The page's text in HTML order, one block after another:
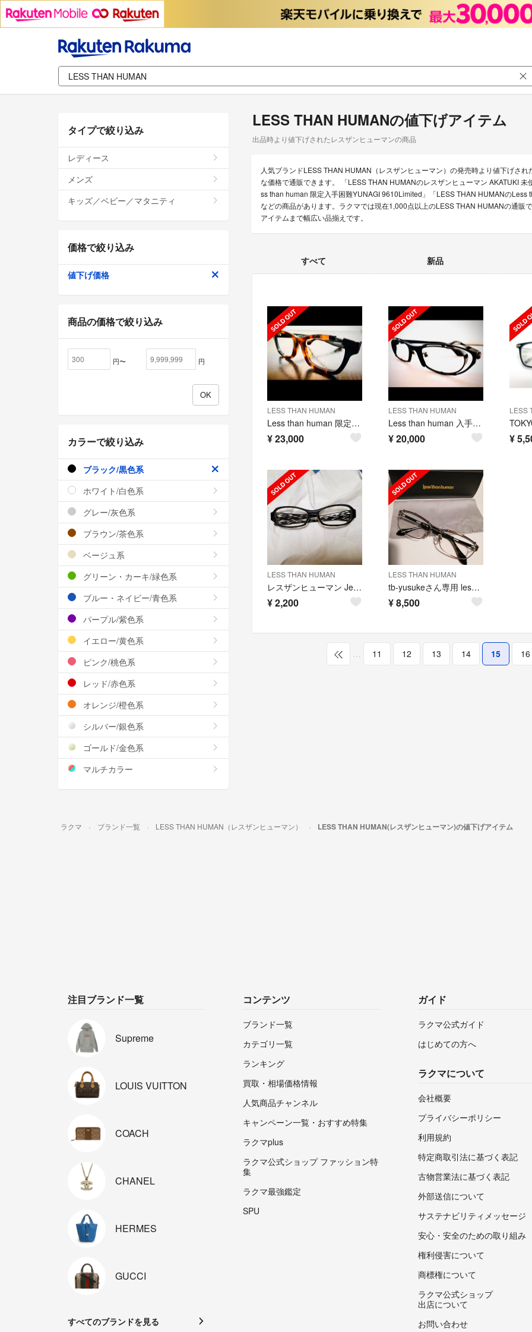
LESS THAN HUMANの値下げアイテム
出品時より値下げされたレスザンヒューマンの商品
人気ブランドLESS THAN HUMAN（レスザンヒューマン）の発売時より値下げさ
な価格で通販できます。 「LESS THAN HUMANのレスザンヒューマン AKATUKI
ss than human 限定入手困難YUNAGI 9610Limited」「LESS THAN HUMANの
などの商品があります。ラクマでは現在1,000点以上のLESS THAN HUMANの通販
アイテムまで幅広い品揃えです。
すべて 新品
LESS THAN HUMAN
Less than human 限定入手困難YUNAGI 9610Limited
¥23,000
LESS THAN HUMAN
Less than human 入手困難 冬夏青青2101ブラック/レッドグラデ
¥20,000
LESS
¥
LESS THAN HUMAN
レスザンヒューマン Jeffrey.D 中古品
¥2,200
LESS THAN HUMAN
tb-yusukeさん専用 less than human HX63
¥8,500
… 11 12 13 14 15 16
タイプで絞り込み
レディース
メンズ
キッズ／ベビー／マタニティ
価格で絞り込み
値下げ価格
商品の価格で絞り込み
円〜 円
カラーで絞り込み
ブラック/黒色系
ホワイト/白色系
グレー/灰色系
ブラウン/茶色系
ベージュ系
グリーン・カーキ/緑色系
ブルー・ネイビー/青色系
パープル/紫色系
イエロー/黄色系
ピンク/桃色系
レッド/赤色系
オレンジ/橙色系
シルバー/銀色系
ゴールド/金色系
マルチカラー
ラクマ ブランド一覧 LESS THAN HUMAN（レスザンヒューマン） LESS THAN HUMAN(レスザンヒューマン)の値下げアイテム
注目ブランド一覧
Supreme
LOUIS VUITTON
COACH
CHANEL
HERMES
GUCCI
すべてのブランドを見る
コンテンツ
ブランド一覧
カテゴリ一覧
ランキング
買取・相場価格情報
人気商品チャンネル
キャンペーン一覧・おすすめ特集
ラクマplus
ラクマ公式ショップ ファッション特
集
ラクマ最強鑑定
SPU
ガイド
ラクマ公式ガイド
はじめての方へ
ラクマについて
会社概要
プライバシーポリシー
利用規約
特定商取引法に基づく表記
古物営業法に基づく表記
外部送信について
サステナビリティメッセージ
安心・安全のための取り組み
権利侵害について
商標権について
ラクマ公式ショップ
出店について
お問い合わせ